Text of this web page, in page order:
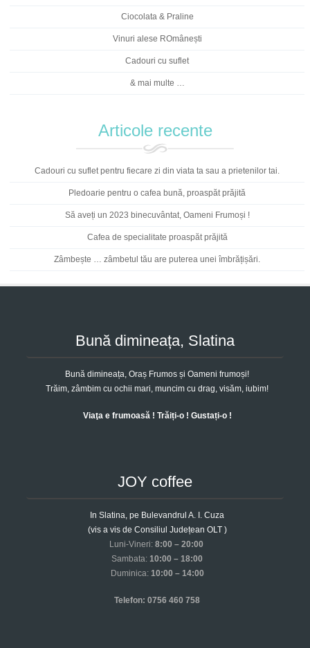
Ciocolata & Praline
Vinuri alese ROmânești
Cadouri cu suflet
& mai multe …
Articole recente
Cadouri cu suflet pentru fiecare zi din viata ta sau a prietenilor tai.
Pledoarie pentru o cafea bună, proaspăt prăjită
Să aveți un 2023 binecuvântat, Oameni Frumoși !
Cafea de specialitate proaspăt prăjită
Zâmbește … zâmbetul tău are puterea unei îmbrățișări.
Bună dimineața, Slatina
Bună dimineața, Oraș Frumos și Oameni frumoși!
Trăim, zâmbim cu ochii mari, muncim cu drag, visăm, iubim!
Viaţa e frumoasă ! Trăiți-o ! Gustați-o !
JOY coffee
In Slatina, pe Bulevandrul A. I. Cuza
(vis a vis de Consiliul Județean OLT )
Luni-Vineri: 8:00 – 20:00
Sambata: 10:00 – 18:00
Duminica: 10:00 – 14:00
Telefon: 0756 460 758